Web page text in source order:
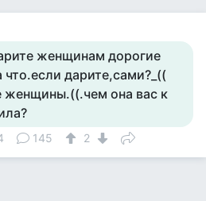
женщинам дорогие
что.если дарите,сами?_((
женщины.((.чем она вас к
145 2